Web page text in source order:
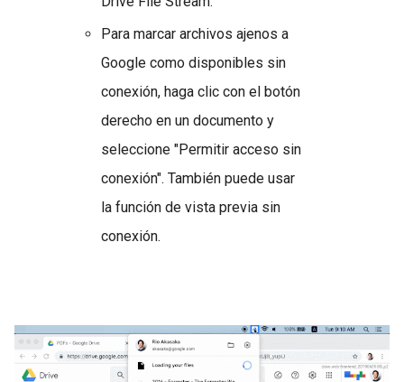
Para marcar archivos ajenos a
Google como disponibles sin
conexión, haga clic con el botón
derecho en un documento y
seleccione "Permitir acceso sin
conexión". También puede usar
la función de vista previa sin
conexión.